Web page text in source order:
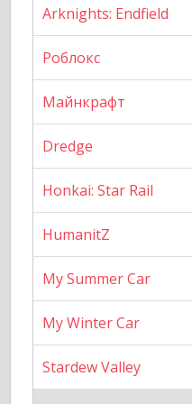
Arknights: Endfield
Роблокс
Майнкрафт
Dredge
Honkai: Star Rail
HumanitZ
My Summer Car
My Winter Car
Stardew Valley